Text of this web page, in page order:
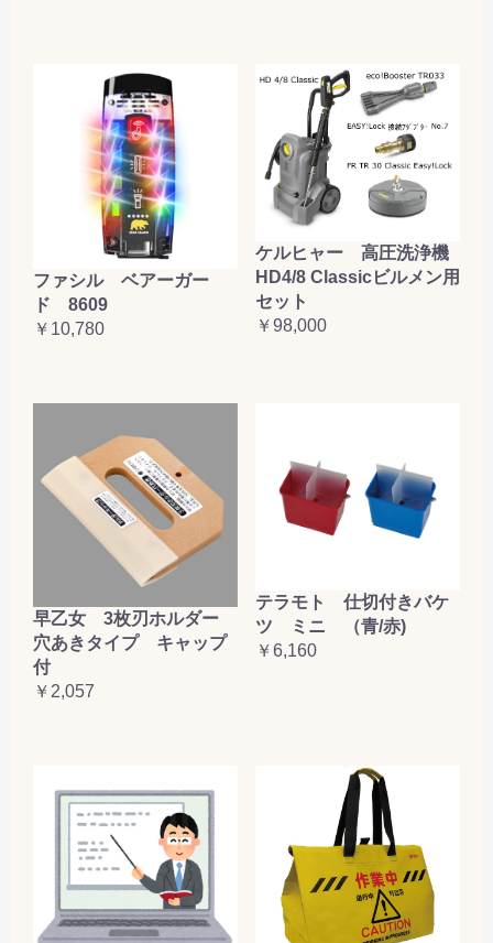
ファシル ベアーガー
ド 8609
￥10,780
ケルヒャー 高圧洗浄機
HD4/8 Classicビルメン用
セット
￥98,000
早乙女 3枚刃ホルダー
穴あきタイプ キャップ
付
￥2,057
テラモト 仕切付きバケ
ツ ミニ （青/赤)
￥6,160